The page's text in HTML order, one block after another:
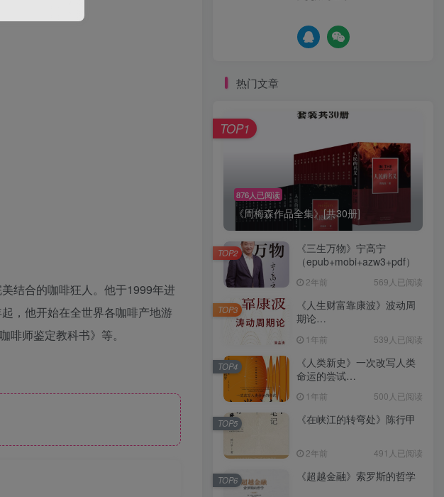
结合的咖啡狂人。他于1999年进
，他开始在全世界各咖啡产地游
师鉴定教科书》等。
热门文章
876人已阅读
《周梅森作品全集》[共30册]
TOP1
《三生万物》宁高宁
（epub+mobi+azw3+pdf）
2年前 569人已阅读
TOP2
《人生财富靠康波》波动周
期论
1年前 539人已阅读
TOP3
《人类新史》一次改写人类
命运的尝试
1年前 500人已阅读
TOP4
《在峡江的转弯处》陈行甲
2年前 491人已阅读
TOP5
《超越金融》索罗斯的哲学
TOP6